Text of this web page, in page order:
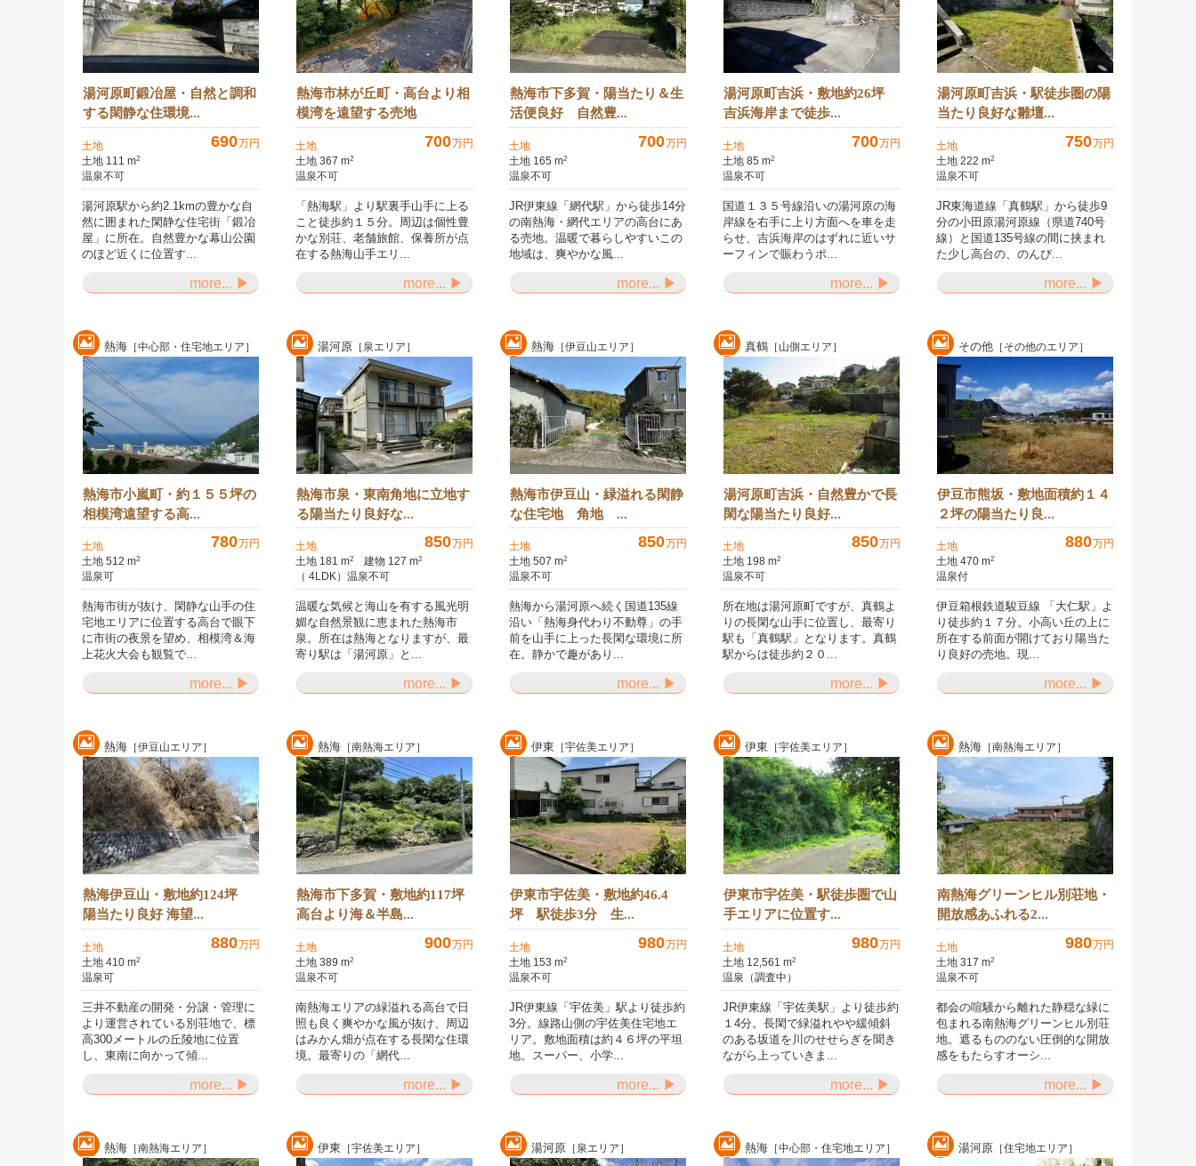
湯河原町鍛冶屋・自然と調和
する閑静な住環境...
土地 690万円
土地 111 m2
温泉不可
湯河原駅から約2.1kmの豊かな自
然に囲まれた閑静な住宅街「鍛冶
屋」に所在。自然豊かな幕山公園
のほど近くに位置す...
more... ▶
熱海市林が丘町・高台より相
模湾を遠望する売地
土地 700万円
土地 367 m2
温泉不可
「熱海駅」より駅裏手山手に上る
こと徒歩約１５分。周辺は個性豊
かな別荘、老舗旅館、保養所が点
在する熱海山手エリ...
more... ▶
熱海市下多賀・陽当たり＆生
活便良好 自然豊...
土地 700万円
土地 165 m2
温泉不可
JR伊東線「網代駅」から徒歩14分
の南熱海・網代エリアの高台にあ
る売地。温暖で暮らしやすいこの
地域は、爽やかな風...
more... ▶
湯河原町吉浜・敷地約26坪
吉浜海岸まで徒歩...
土地 700万円
土地 85 m2
温泉不可
国道１３５号線沿いの湯河原の海
岸線を右手に上り方面へを車を走
らせ、吉浜海岸のはずれに近いサ
ーフィンで賑わうポ...
more... ▶
湯河原町吉浜・駅徒歩圏の陽
当たり良好な雛壇...
土地 750万円
土地 222 m2
温泉不可
JR東海道線「真鶴駅」から徒歩9
分の小田原湯河原線（県道740号
線）と国道135号線の間に挟まれ
た少し高台の、のんび...
more... ▶
熱海 ［中心部・住宅地エリア］
熱海市小嵐町・約１５５坪の
相模湾遠望する高...
土地 780万円
土地 512 m2
温泉可
熱海市街が抜け、閑静な山手の住
宅地エリアに位置する高台で眼下
に市街の夜景を望め、相模湾＆海
上花火大会も観覧で...
more... ▶
湯河原 ［泉エリア］
熱海市泉・東南角地に立地す
る陽当たり良好な...
土地 850万円
土地 181 m2 建物 127 m2
（ 4LDK）温泉不可
温暖な気候と海山を有する風光明
媚な自然景観に恵まれた熱海市
泉。所在は熱海となりますが、最
寄り駅は「湯河原」と...
more... ▶
熱海 ［伊豆山エリア］
熱海市伊豆山・緑溢れる閑静
な住宅地 角地 ...
土地 850万円
土地 507 m2
温泉不可
熱海から湯河原へ続く国道135線
沿い「熱海身代わり不動尊」の手
前を山手に上った長閑な環境に所
在。静かで趣があり...
more... ▶
真鶴 ［山側エリア］
湯河原町吉浜・自然豊かで長
閑な陽当たり良好...
土地 850万円
土地 198 m2
温泉不可
所在地は湯河原町ですが、真鶴よ
りの長閑な山手に位置し、最寄り
駅も「真鶴駅」となります。真鶴
駅からは徒歩約２０...
more... ▶
その他 ［その他のエリア］
伊豆市熊坂・敷地面積約１４
２坪の陽当たり良...
土地 880万円
土地 470 m2
温泉付
伊豆箱根鉄道駿豆線 「大仁駅」よ
り徒歩約１７分。小高い丘の上に
所在する前面が開けており陽当た
り良好の売地。現...
more... ▶
熱海 ［伊豆山エリア］
熱海伊豆山・敷地約124坪
陽当たり良好 海望...
土地 880万円
土地 410 m2
温泉可
三井不動産の開発・分譲・管理に
より運営されている別荘地で、標
高300メートルの丘陵地に位置
し、東南に向かって傾...
more... ▶
熱海 ［南熱海エリア］
熱海市下多賀・敷地約117坪
高台より海＆半島...
土地 900万円
土地 389 m2
温泉不可
南熱海エリアの緑溢れる高台で日
照も良く爽やかな風が抜け、周辺
はみかん畑が点在する長閑な住環
境。最寄りの「網代...
more... ▶
伊東 ［宇佐美エリア］
伊東市宇佐美・敷地約46.4
坪 駅徒歩3分 生...
土地 980万円
土地 153 m2
温泉不可
JR伊東線「宇佐美」駅より徒歩約
3分。線路山側の宇佐美住宅地エ
リア。敷地面積は約４６坪の平坦
地。スーパー、小学...
more... ▶
伊東 ［宇佐美エリア］
伊東市宇佐美・駅徒歩圏で山
手エリアに位置す...
土地 980万円
土地 12,561 m2
温泉（調査中）
JR伊東線「宇佐美駅」より徒歩約
１4分。長閑で緑溢れやや緩傾斜
のある坂道を川のせせらぎを聞き
ながら上っていきま...
more... ▶
熱海 ［南熱海エリア］
南熱海グリーンヒル別荘地・
開放感あふれる2...
土地 980万円
土地 317 m2
温泉不可
都会の喧騒から離れた静穏な緑に
包まれる南熱海グリーンヒル別荘
地。遮るもののない圧倒的な開放
感をもたらすオーシ...
more... ▶
熱海 ［南熱海エリア］ 伊東 ［宇佐美エリア］ 湯河原 ［泉エリア］ 熱海 ［中心部・住宅地エリア］ 湯河原 ［住宅地エリア］